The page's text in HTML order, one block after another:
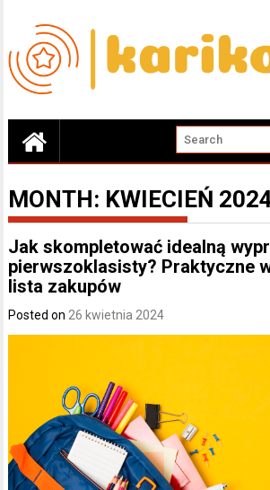
content
MONTH: KWIECIEŃ
Jak skompletować idealną
pierwszoklasisty? Praktyczne
lista zakupów
Posted on 26 kwietnia 2024